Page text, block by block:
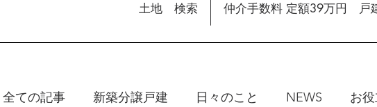
土地 検索 仲介手数料 定額39万円 戸
全ての記事 新築分譲戸建 日々のこと NEWS お